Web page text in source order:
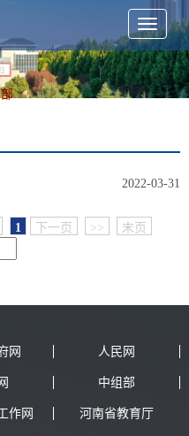
Toggle
2022-03-31
1 下一页 >> 末页
网 人民网
中组部
作网 河南省教育厅